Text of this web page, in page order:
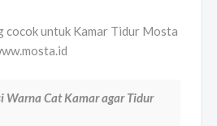
cocok untuk Kamar Tidur Mosta
Warna Cat Kamar agar Tidur